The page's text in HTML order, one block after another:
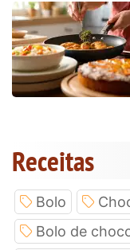
Receitas
Bolo
Bolo de